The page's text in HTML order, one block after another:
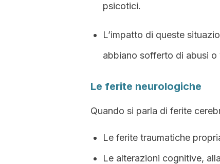
psicotici.
L’impatto di queste
abbiano sofferto di abusi o
Le ferite neurologiche
Quando si parla di ferite
Le ferite traumatiche
Le alterazioni cognitive,